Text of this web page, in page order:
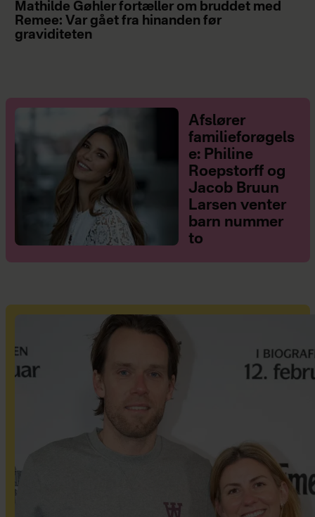
Mathilde Gøhler fortæller om bruddet med
Remee: Var gået fra hinanden før
graviditeten
Afslører
familieforøgels
e: Philine
Roepstorff og
Jacob Bruun
Larsen venter
barn nummer
to